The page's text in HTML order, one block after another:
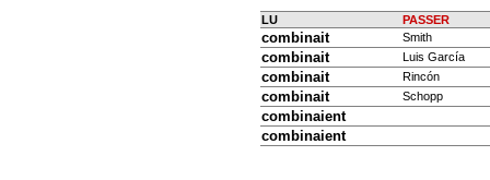
LU PASSER
combinait Smith
combinait Luis García
combinait Rincón
combinait Schopp
combinaient
combinaient